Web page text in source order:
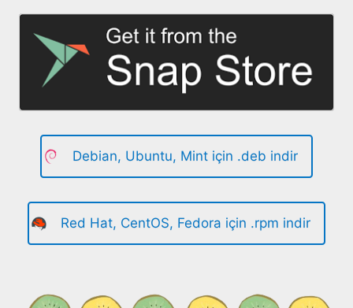
Debian, Ubuntu, Mint için .deb indir
Red Hat, CentOS, Fedora için .rpm indir